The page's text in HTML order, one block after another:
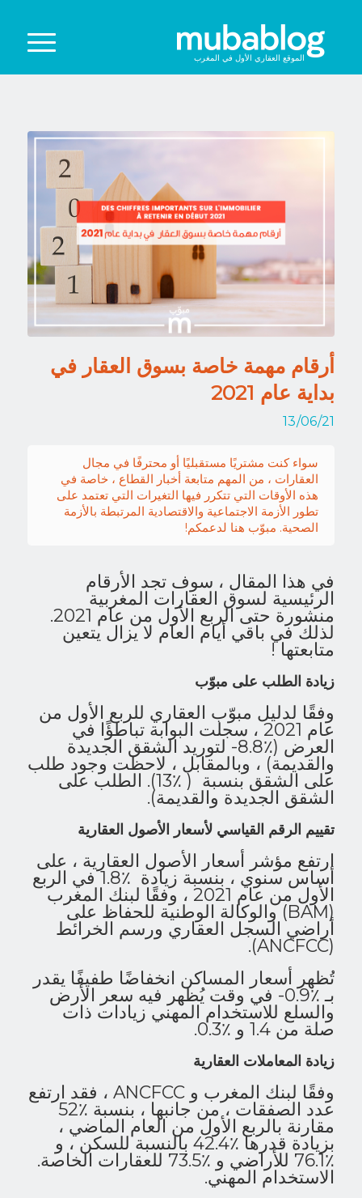
الموقع العقاري الأول في المغرب
أرقام مهمة خاصة بسوق العقار في
بداية عام 2021
13/06/21
سواء كنت مشتريًا مستقبليًا أو محترفًا في مجال
العقارات ، من المهم متابعة أخبار القطاع ، خاصة في
هذه الأوقات التي تتكرر فيها التغيرات التي تعتمد على
تطور الأزمة الاجتماعية والاقتصادية المرتبطة بالأزمة
الصحية. مبوّب هنا لدعمكم!
في هذا المقال ، سوف تجد الأرقام
الرئيسية لسوق العقارات المغربية
منشورة حتى الربع الأول من عام 2021.
لذلك في باقي أيام العام لا يزال يتعين
متابعتها !
زيادة الطلب على مبوّب
وفقًا لدليل مبوّب العقاري للربع الأول من
عام 2021 ، سجلت البوابة تباطؤًا في
العرض (٪8.8- لتوريد الشقق الجديدة
والقديمة) ، وبالمقابل ، لاحظت وجود طلب
على الشقق بنسبة ( ٪13). الطلب على
الشقق الجديدة والقديمة).
تقييم الرقم القياسي لأسعار الأصول العقارية
ارتفع مؤشر أسعار الأصول العقارية ، على
أساس سنوي ، بنسبة زيادة ٪1.8 في الربع
الأول من عام 2021 ، وفقًا لبنك المغرب
(BAM) والوكالة الوطنية للحفاظ على
أراضي السجل العقاري ورسم الخرائط
(ANCFCC).
تُظهر أسعار المساكن انخفاضًا طفيفًا يقدر
بـ ٪0.9- في وقت يُظهر فيه سعر الأرض
والسلع للاستخدام المهني زيادات ذات
صلة من 1.4 و ٪0.3.
زيادة المعاملات العقارية
وفقًا لبنك المغرب و ANCFCC ، فقد ارتفع
عدد الصفقات ، من جانبها ، بنسبة ٪52
مقارنة بالربع الأول من العام الماضي ،
بزيادة قدرها ٪42.4 بالنسبة للسكن ، و
٪76.1 للأراضي و ٪73.5 للعقارات الخاصة.
الاستخدام المهني.